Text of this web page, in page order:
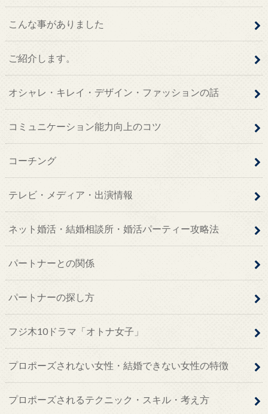
こんな事がありました
ご紹介します。
オシャレ・キレイ・デザイン・ファッションの話
コミュニケーション能力向上のコツ
コーチング
テレビ・メディア・出演情報
ネット婚活・結婚相談所・婚活パーティー攻略法
パートナーとの関係
パートナーの探し方
フジ木10ドラマ「オトナ女子」
プロポーズされない女性・結婚できない女性の特徴
プロポーズされるテクニック・スキル・考え方